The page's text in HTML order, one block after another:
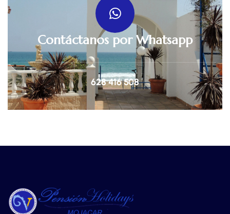
Contáctanos por Whatsapp
628 416 508